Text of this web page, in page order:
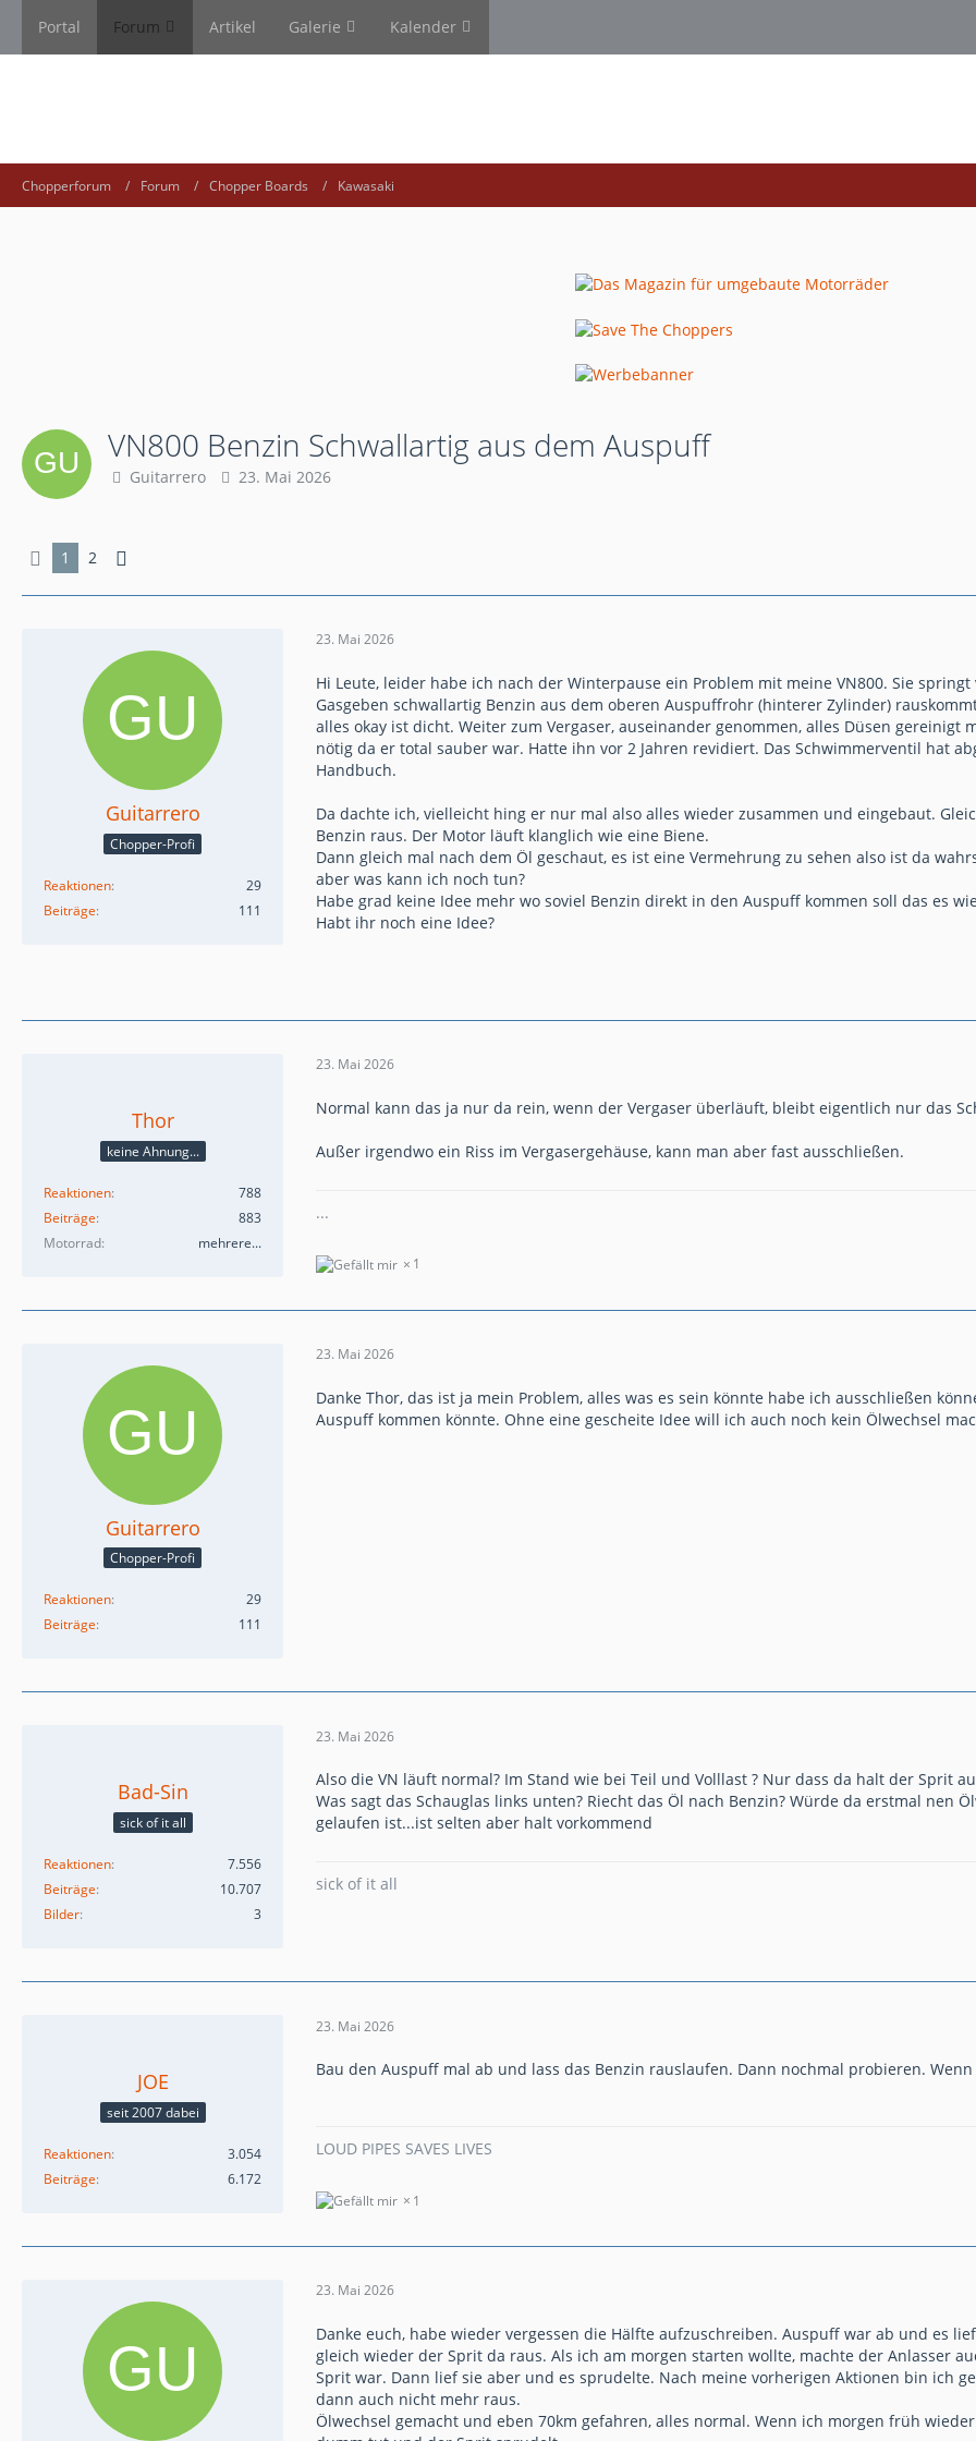
Portal Forum Artikel Galerie Kalender
Chopperforum Forum Chopper Boards Kawasaki
VN800 Benzin Schwallartig aus dem Auspuff
Guitarrero 23. Mai 2026
1 2
Guitarrero
Chopper-Profi
Reaktionen
29
Beiträge
111
23. Mai 2026
Hi Leute, leider habe ich nach der Winterpause ein Problem mit meine VN800. Sie
Gasgeben schwallartig Benzin aus dem oberen Auspuffrohr (hinterer Zylinder)
alles okay ist dicht. Weiter zum Vergaser, auseinander genommen, alles Düsen
nötig da er total sauber war. Hatte ihn vor 2 Jahren revidiert. Das Schwimmerventil hat
Handbuch.
Da dachte ich, vielleicht hing er nur mal also alles wieder zusammen und eingebaut.
Benzin raus. Der Motor läuft klanglich wie eine Biene.
Dann gleich mal nach dem Öl geschaut, es ist eine Vermehrung zu sehen also ist da
aber was kann ich noch tun?
Habe grad keine Idee mehr wo soviel Benzin direkt in den Auspuff kommen soll das es
Habt ihr noch eine Idee?
Thor
keine Ahnung...
Reaktionen
788
Beiträge
883
Motorrad
mehrere...
23. Mai 2026
Normal kann das ja nur da rein, wenn der Vergaser überläuft, bleibt eigentlich nur das
Außer irgendwo ein Riss im Vergasergehäuse, kann man aber fast ausschließen.
...
1
Guitarrero
Chopper-Profi
Reaktionen
29
Beiträge
111
23. Mai 2026
Danke Thor, das ist ja mein Problem, alles was es sein könnte habe ich ausschließen
Auspuff kommen könnte. Ohne eine gescheite Idee will ich auch noch kein Ölwechsel
Bad-Sin
sick of it all
Reaktionen
7.556
Beiträge
10.707
Bilder
3
23. Mai 2026
Also die VN läuft normal? Im Stand wie bei Teil und Volllast ? Nur dass da halt der Sprit
Was sagt das Schauglas links unten? Riecht das Öl nach Benzin? Würde da erstmal nen
gelaufen ist...ist selten aber halt vorkommend
sick of it all
JOE
seit 2007 dabei
Reaktionen
3.054
Beiträge
6.172
23. Mai 2026
Bau den Auspuff mal ab und lass das Benzin rauslaufen. Dann nochmal probieren.
LOUD PIPES SAVES LIVES
1
23. Mai 2026
Danke euch, habe wieder vergessen die Hälfte aufzuschreiben. Auspuff war ab und es
gleich wieder der Sprit da raus. Als ich am morgen starten wollte, machte der Anlasser
Sprit war. Dann lief sie aber und es sprudelte. Nach meine vorherigen Aktionen bin ich
dann auch nicht mehr raus.
Ölwechsel gemacht und eben 70km gefahren, alles normal. Wenn ich morgen früh